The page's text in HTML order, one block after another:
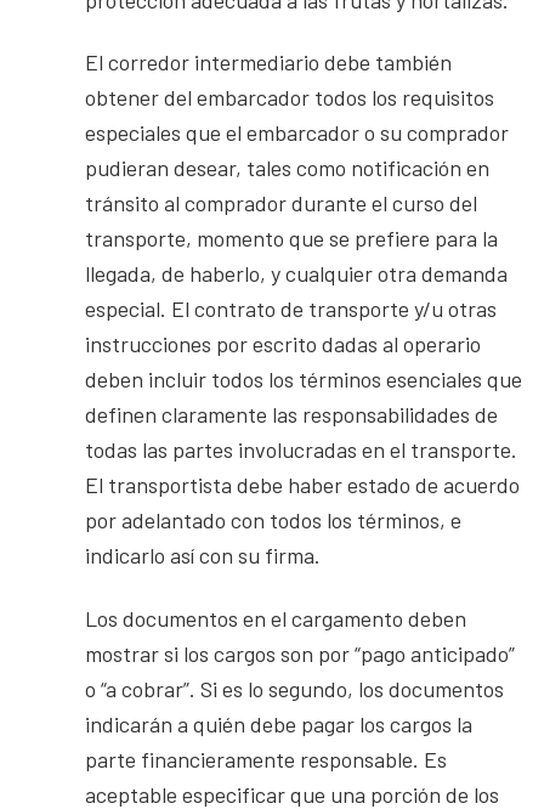
El corredor intermediario debe también
obtener del embarcador todos los requisitos
especiales que el embarcador o su comprador
pudieran desear, tales como notificación en
tránsito al comprador durante el curso del
transporte, momento que se prefiere para la
llegada, de haberlo, y cualquier otra demanda
especial. El contrato de transporte y/u otras
instrucciones por escrito dadas al operario
deben incluir todos los términos esenciales que
definen claramente las responsabilidades de
todas las partes involucradas en el transporte.
El transportista debe haber estado de acuerdo
por adelantado con todos los términos, e
indicarlo así con su firma.
Los documentos en el cargamento deben
mostrar si los cargos son por “pago anticipado”
o “a cobrar”. Si es lo segundo, los documentos
indicarán a quién debe pagar los cargos la
parte financieramente responsable. Es
aceptable especificar que una porción de los